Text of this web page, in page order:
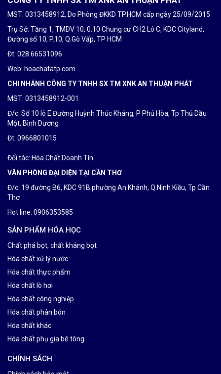
MST: 0313458912, Do Phòng ĐKKD TP.HCM cấp ngày 25/09/2015
Trụ Sở: Tầng 1, TMDV 10, 0.10 Chung cư CH2 Lô C, KDC Cityland,
Đường số 10, P.10, Q.Gò Vấp, TP HCM
Đt: 028.66531096
Web: hoachatatp.com
CHI NHÁNH CÔNG TY TNHH SX TM XNK AN THUẬN PHÁT
MST: 0313458912-001
Đ/c: Số 10 lô E Đường Huỳnh Thúc Kháng, P Phú Hòa, Tp Thủ Dầu
Một, Bình Dương
Đt: 0966801015
Đối tác: Hóa Chất Doanh Tín
VĂN PHÒNG ĐẠI DIỆN TẠI CẦN THƠ
Đ/c: 19 đường B6, KDC 91B phường An Khánh, Q.Ninh Kiều, Tp Cần
Thơ
Hot line: 0906353585
SẢN PHẨM HÓA HỌC
Chất phá bọt, chất kháng bọt
Hóa chất xử lý nước
Hóa chất thực phẩm
Hóa chất lò hơi
Hóa chất công nghiệp
Hóa chất phân bón
Hóa chất khác
Hóa chất phụ gia bê tông
CHÍNH SÁCH